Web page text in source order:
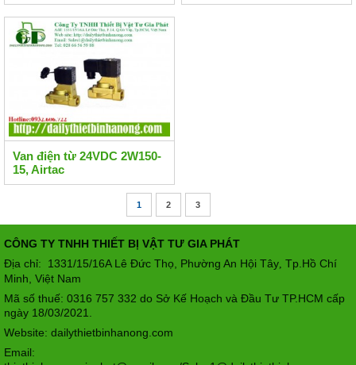
Van điện từ 24VDC 2W150-
15, Airtac
1 2 3
CÔNG TY TNHH THIẾT BỊ VẬT TƯ GIA PHÁT
Địa chỉ: 1331/15/16A Lê Đức Thọ, Phường An Hội Tây Tp.Hồ Chí
Minh, Việt Nam
Mã số thuế: 0316 757 332 do Sở Kế Hoạch và Đầu Tư TP.HCM cấp
ngày 18/03/2021.
Website: dailythietbinhanong.com
Email: